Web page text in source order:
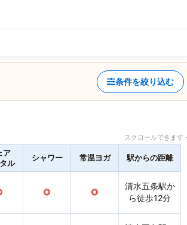
条件を絞り込む
スクロールできま
ア
ル
シャワー 常温ヨガ 駅からの距離
○ ○
清水五条駅か
ら徒歩12分